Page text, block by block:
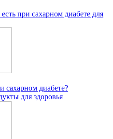
при сахарном диабете для
сахарном диабете?
для здоровья